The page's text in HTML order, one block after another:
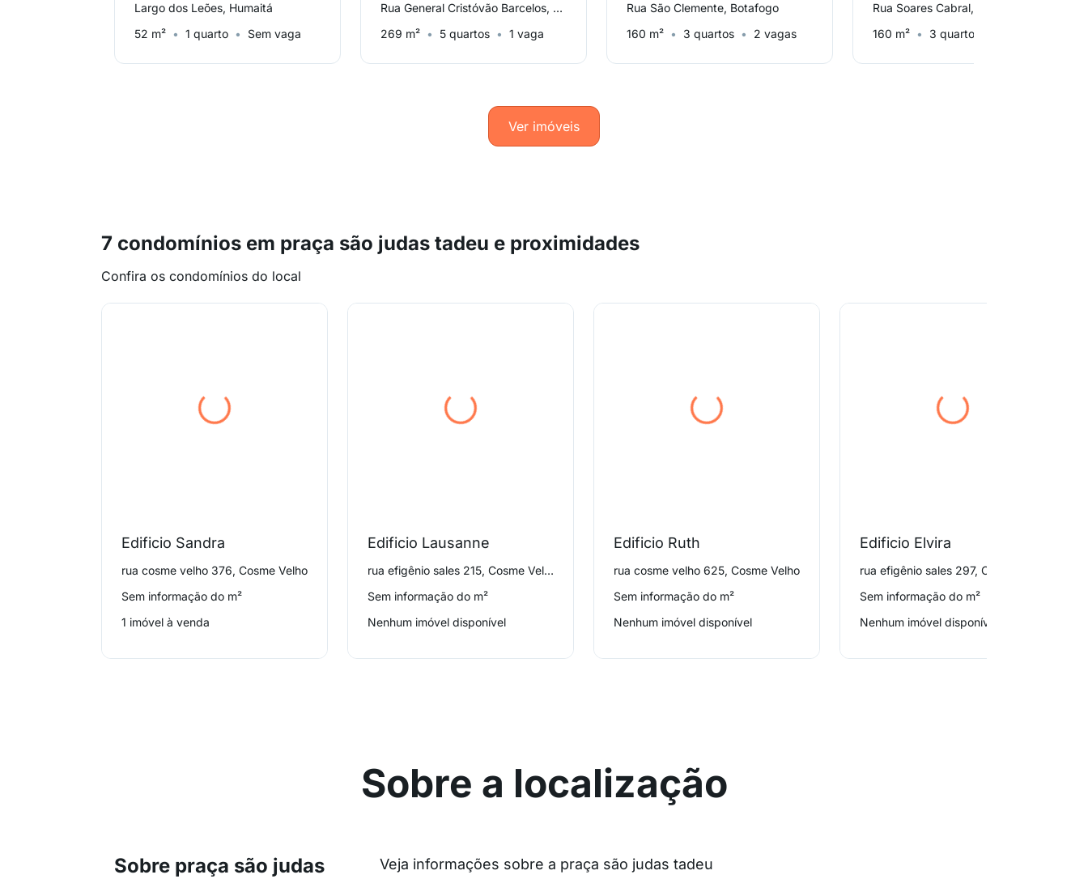
Largo dos Leões, Humaitá
52 m²
1 quarto Sem vaga
Rua General Cristóvão Barcelos, Laranjeiras
269 m²
5 quartos 1 vaga
Rua São Clemente, Botafogo
160 m²
3 quartos 2 vagas
Rua Soares Cabral, Laranjeiras
160 m²
3 quartos
Ver imóveis
7 condomínios em praça são judas tadeu e proximidades
Confira os condomínios do local
Edificio Sandra
rua cosme velho 376, Cosme Velho
Sem informação do m²
1 imóvel à venda
Edificio Lausanne
rua efigênio sales 215, Cosme Velho
Sem informação do m²
Nenhum imóvel disponível
Edificio Ruth
rua cosme velho 625, Cosme Velho
Sem informação do m²
Nenhum imóvel disponível
Edificio Elvira
Sem informação do m²
Nenhum imóvel disponível
Sobre a localização
Sobre praça são judas
Veja informações sobre a praça são judas tadeu